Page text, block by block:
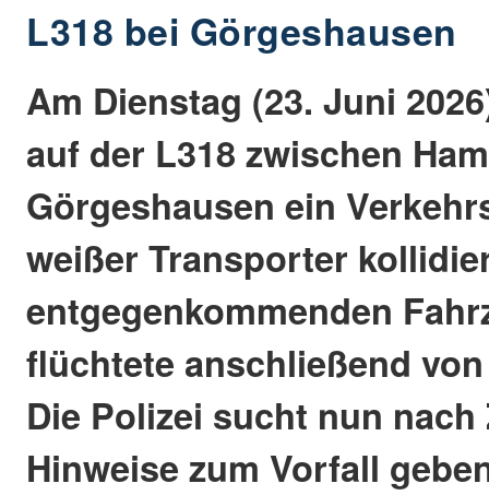
L318 bei Görgeshausen
Am Dienstag (23. Juni
auf der L318 zwischen
Görgeshausen ein
weißer Transporter
entgegenkommenden
flüchtete anschließend
Die Polizei sucht nun nach
Hinweise zum Vorfall